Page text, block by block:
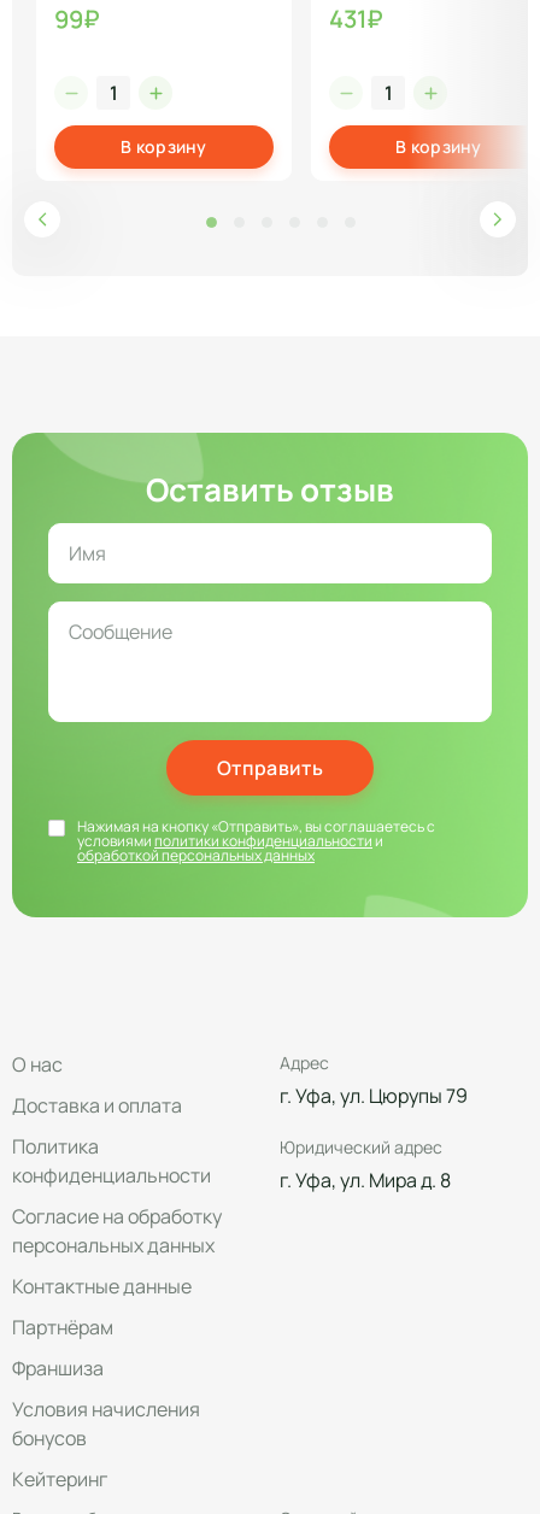
99₽
В корзину
431₽
В корзину
Оставить отзыв
Отправить
Нажимая на кнопку «Отправить», вы соглашаетесь с
условиямиполитики конфиденциальностии
обработкой персональных данных
О нас
Доставка и оплата
Политика
конфиденциальности
Согласие на обработку
персональных данных
Контактные данные
Партнёрам
Франшиза
Условия начисления
бонусов
Кейтеринг
Адрес
г. Уфа, ул. Цюрупы 79
Юридический адрес
г. Уфа, ул. Мира д. 8